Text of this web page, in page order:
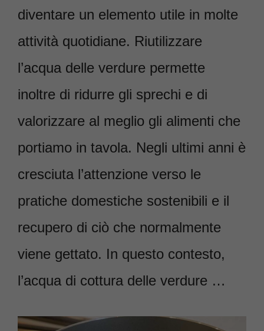
diventare un elemento utile in molte
attività quotidiane. Riutilizzare
l’acqua delle verdure permette
inoltre di ridurre gli sprechi e di
valorizzare al meglio gli alimenti che
portiamo in tavola. Negli ultimi anni è
cresciuta l’attenzione verso le
pratiche domestiche sostenibili e il
recupero di ciò che normalmente
viene gettato. In questo contesto,
l’acqua di cottura delle verdure …